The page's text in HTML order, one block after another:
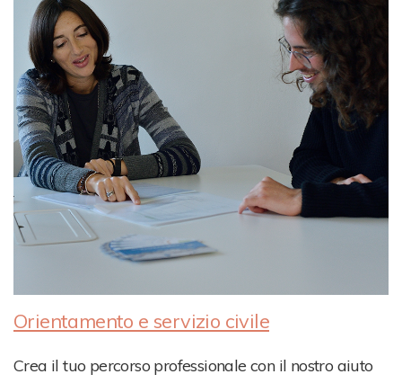
Orientamento e servizio civile
Crea il tuo percorso professionale con il nostro aiuto